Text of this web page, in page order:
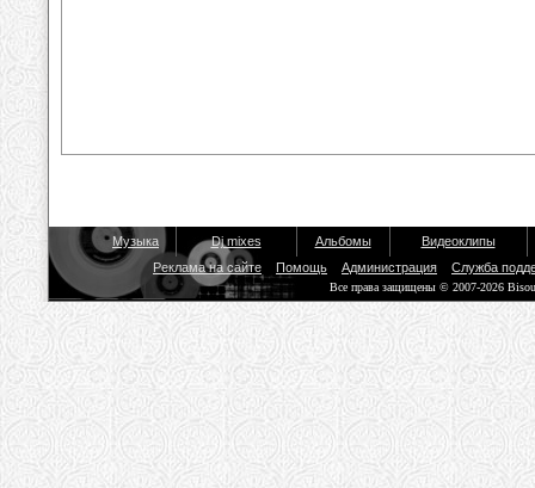
Музыка Dj mixes Альбомы
Видеоклипы
Реклама на сайте
Помощь Администрация Служба
Все права защищены © 2007-2026